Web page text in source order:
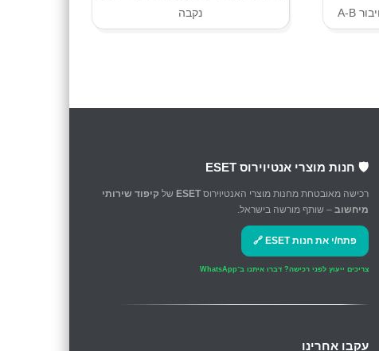
נקבה
🛡️ חנות מוצרי אנטיוירוס ESET
רכישה מאובטחת מחנות מוצרי האנטיוירוסESET של קיפוד שירותי
מיחשוב – שותף מורשה בישראל.
פתח/י את חנות ESET 🔗
צריכים ייעוץ לפני רכישה?דברו איתנו ב־WhatsApp
עקבו אחרינו